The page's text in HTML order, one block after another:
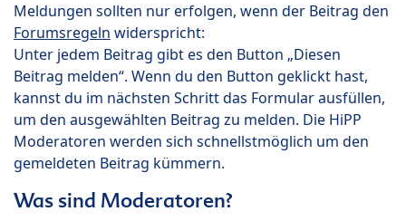
Meldungen sollten nur erfolgen, wenn der Beitrag den
Forumsregeln widerspricht:
Unter jedem Beitrag gibt es den Button „Diesen
Beitrag melden“. Wenn du den Button geklickt hast,
kannst du im nächsten Schritt das Formular ausfüllen,
um den ausgewählten Beitrag zu melden. Die HiPP
Moderatoren werden sich schnellstmöglich um den
gemeldeten Beitrag kümmern.
Was sind Moderatoren?